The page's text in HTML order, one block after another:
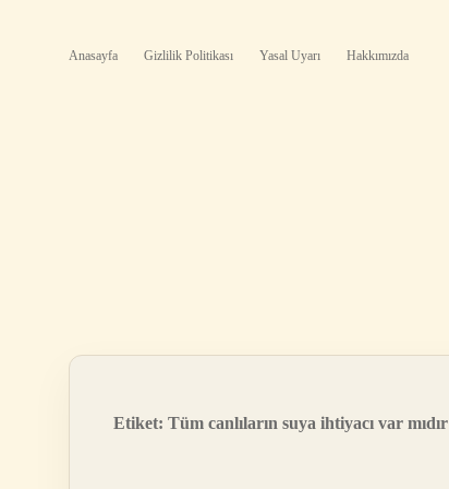
Anasayfa Gizlilik Politikası Yasal Uyarı Hakkımızda
Etiket: Tüm canlıların suya ihtiyacı var mıdır